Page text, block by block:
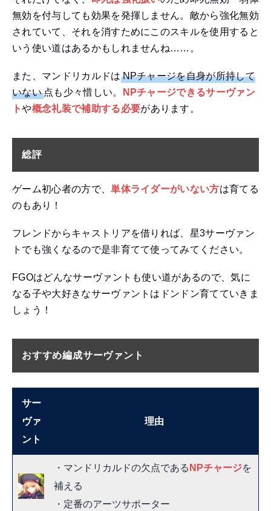
無効を付与しても効果を発揮しません。敵から強化無効
されていて、それを消すためにこのスキルを使用すると
いう使い道はあるかもしれませんね……。
また、マンドリカルドは NPチャージを自身が所持して
いない点も少々惜しい。
NPチャージできるサーヴァン
トや概念礼装で補助する必要があります。
総評
ゲーム初心者の方で、単体ライダーがいない方は育てる
のもあり！
フレンドからキャストリアを借りれば、星3サーヴァン
トでも強くなるので是非育てて使ってみてください。
FGOはどんなサーヴァントも使い道があるので、気に
なる子や大好きなサーヴァントはドンドン育てていきま
しょう！
おすすめ編成サーヴァント
サー
ヴァ
ント
理由
・マンドリカルドの欠点である NPチャージを
補える
・定番のアーツサポーター